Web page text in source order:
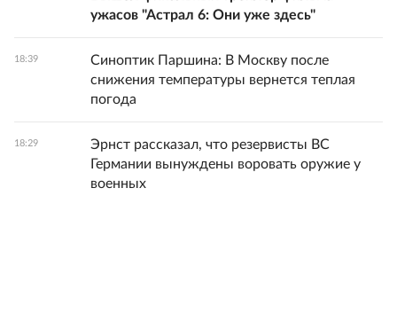
ужасов "Астрал 6: Они уже здесь"
18:39
Синоптик Паршина: В Москву после
снижения температуры вернется теплая
погода
18:29
Эрнст рассказал, что резервисты ВС
Германии вынуждены воровать оружие у
военных